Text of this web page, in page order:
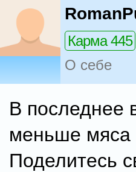
Карма 445
О себе
В последнее
меньше мяса
Поделитесь